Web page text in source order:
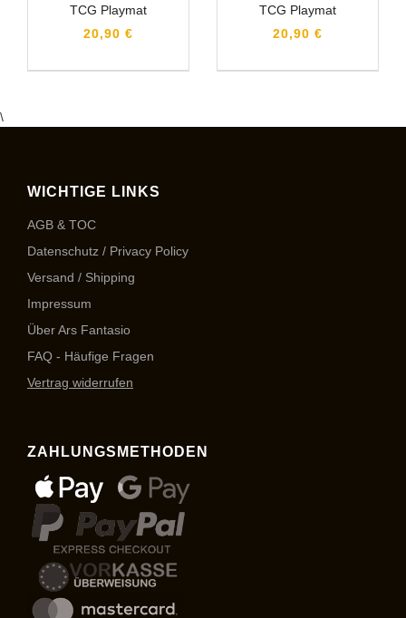
TCG Playmat
20,90 €
TCG Playmat
20,90 €
\
WICHTIGE LINKS
AGB & TOC
Datenschutz / Privacy Policy
Versand / Shipping
Impressum
Über Ars Fantasio
FAQ - Häufige Fragen
Vertrag widerrufen
ZAHLUNGSMETHODEN